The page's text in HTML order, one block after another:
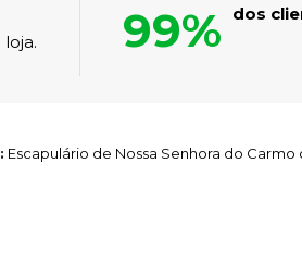
99% dos
Escapulário de Nossa Senhora do